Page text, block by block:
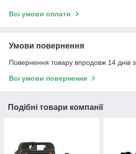
Всі умови оплати
Умови повернення
Повернення товару впродовж 14 днів
Всі умови повернення
Подібні товари компанії